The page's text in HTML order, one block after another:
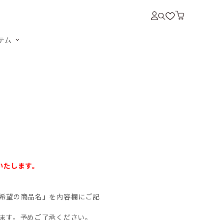
ム
します。
の商品名」を内容欄にご記
。予めご了承ください。